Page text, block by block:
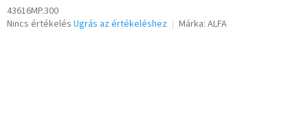
43616MP.300
A
Nincs értékelés Ugrás az értékeléshez Márka: ALFA